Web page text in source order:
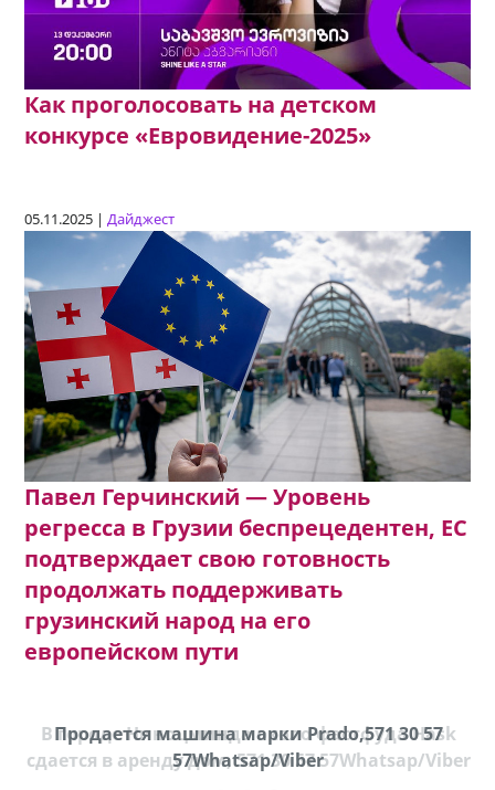
Как проголосовать на детском
конкурсе «Евровидение-2025»
05.11.2025 |Дайджест
Павел Герчинский — Уровень
регресса в Грузии беспрецедентен, ЕС
подтверждает свою готовность
продолжать поддерживать
грузинский народ на его
европейском пути
В городе Ниноцминда около фастфуда Hask
cдается в аренду дом, 571 30 57 57Whatsap/Viber
Продается машина марки Prado,571 30 57
57Whatsap/Viber